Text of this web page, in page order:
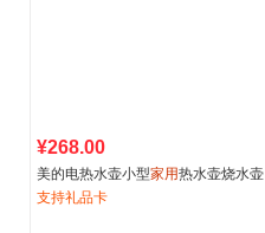
¥268.00
美的电热水壶小型家用热水壶烧水壶
新款2L煮水壶开水壶宿舍大容量
支持礼品卡